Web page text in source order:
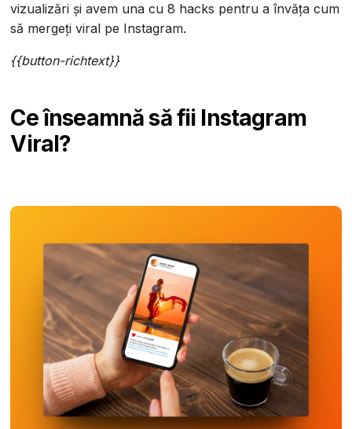
vizualizări și avem una cu 8 hacks pentru a învăța cum
să mergeți viral pe Instagram.
{{button-richtext}}‍
Ce înseamnă să fii Instagram
Viral?